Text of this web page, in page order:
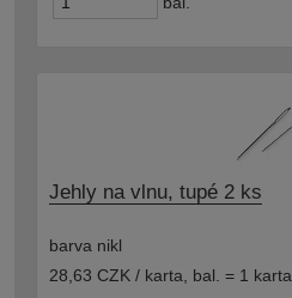
Jehly na vlnu, tupé 2 ks
barva nikl
28,63 CZK / karta
bal. = 1 karta